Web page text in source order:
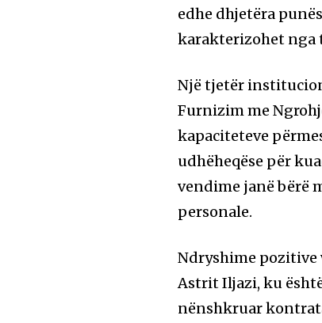
edhe dhjetëra
karakterizohet nga
Një tjetër
Furnizim me
kapaciteteve
udhëheqëse për
vendime janë bërë
personale.
Ndryshime pozitive
Astrit Iljazi, ku
nënshkruar